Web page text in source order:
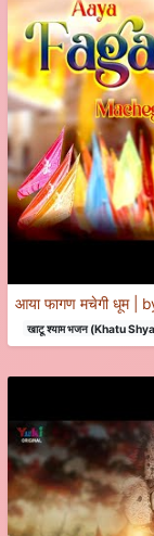
आया फागण मचेगी धूम |
खाटू श्याम भजन (Khatu